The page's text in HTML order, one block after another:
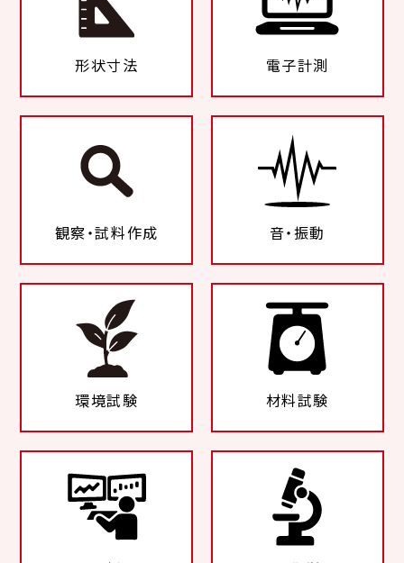
形状寸法 電子計測
観察・試料作成 音・振動
環境試験 材料試験